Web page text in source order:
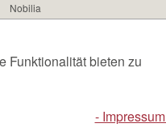
Nobilia
Funktionalität bieten zu
- Impressum